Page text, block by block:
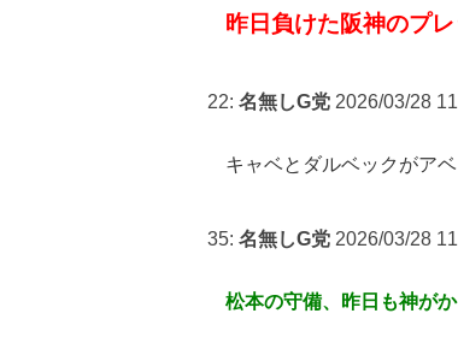
昨日負けた阪神のプ
22: 名無しG党 2026/03/28
キャベとダルベックがア
35: 名無しG党 2026/03/28
松本の守備、昨日も神が